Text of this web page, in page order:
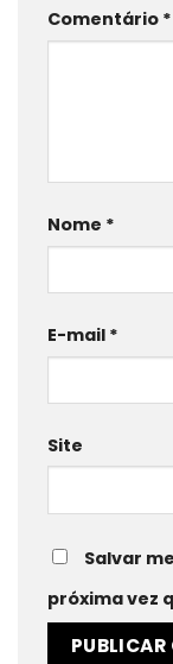
Comentário *
Nome *
E-mail *
Site
Salvar
próxima vez